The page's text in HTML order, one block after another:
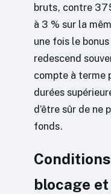
bruts, contre
à 3 % sur la
une fois le
redescend
compte à terme
durées
d’être sûr de ne
fonds.
blocage